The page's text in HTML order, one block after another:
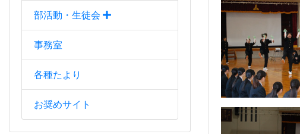
部活動・生徒会
事務室
各種たより
お奨めサイト